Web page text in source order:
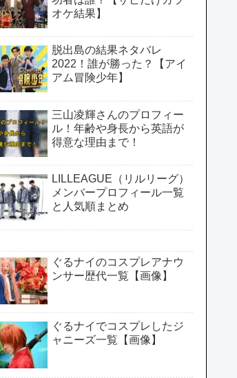
オケ結果】
脱出島の結果ネタバレ
2022！誰が勝った？【アイ
アム冒険少年】
三山凌輝さんのプロフィー
ル！年齢や身長から英語が
得意な理由まで！
LILLEAGUE（リルリーグ）
メンバープロフィール一覧
と人気順まとめ
ぐるナイのコスプレアナウ
ンサー歴代一覧【画像】
ぐるナイでコスプレしたジ
ャニーズ一覧【画像】